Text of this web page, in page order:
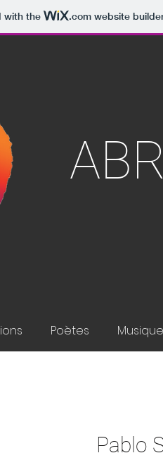
with the .comwebsite
Poètes Musique
Pablo